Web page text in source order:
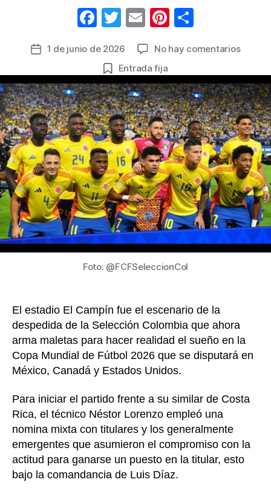
F
c
e
b
o
o
k
T
itt
er
E
ail
Pi
er
e
st
m
p
ar
tir
Fecha
la
entrada
1 de junio de 2026 No hay comentariosen
prende
la
‘Fiebre
y
a
la
con
ante
Costa
Entrada fija
Foto: @FCFSeleccionCol
El estadio El Campín fue el escenario de la
despedida de la Selección Colombia que ahora
arma maletas para hacer realidad el sueño en la
Copa Mundial de Fútbol 2026 que se disputará en
México, Canadá y Estados Unidos.
Para iniciar el partido frente a su similar de Costa
Rica, el técnico Néstor Lorenzo empleó una
nomina mixta con titulares y los generalmente
emergentes que asumieron el compromiso con la
actitud para ganarse un puesto en la titular, esto
bajo la comandancia de Luis Díaz.